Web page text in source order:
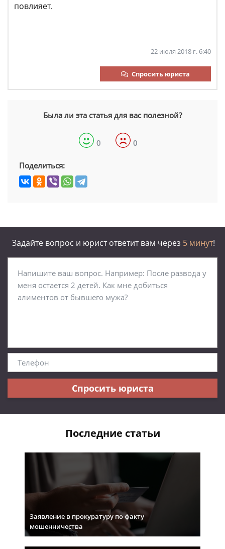
повлияет.
22 июля 2018 г. 6:40
Спросить юриста
Была ли эта статья для вас полезной?
0 0
Поделиться:
Задайте вопрос и юрист ответит вам через 5 минут!
Спросить юриста
Последние статьи
Заявление в прокуратуру по факту
мошенничества